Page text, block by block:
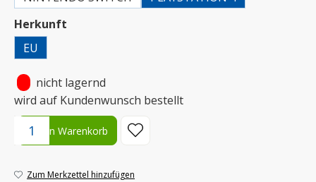
Herkunft
EU
nicht lagernd
wird auf Kundenwunsch bestellt
Produkt Anzahl: Gib den gewünschten Wert ein oder benutze
In den Warenkorb
Zum Merkzettel hinzufügen